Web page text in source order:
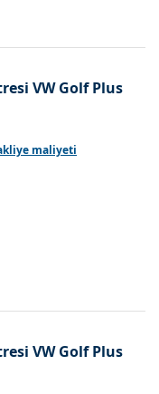
VW Golf Plus
maliyeti
VW Golf Plus